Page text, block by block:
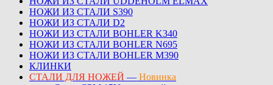
НОЖИ ИЗ СТАЛИ S390
НОЖИ ИЗ СТАЛИ D2
НОЖИ ИЗ СТАЛИ BOHLER K340
НОЖИ ИЗ СТАЛИ BOHLER N695
НОЖИ ИЗ СТАЛИ BOHLER M390
КЛИНКИ
СТАЛИ ДЛЯ НОЖЕЙ — Новинка